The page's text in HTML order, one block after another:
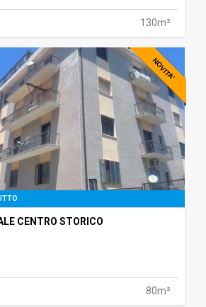
130m²
NOVITA'
CENTRO STORICO
80m²